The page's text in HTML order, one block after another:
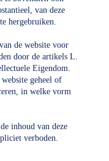
van deze
hergebruiken.
de website voor
door de artikels L.
Eigendom.
geheel of
in welke vorm
inhoud van deze
verboden.